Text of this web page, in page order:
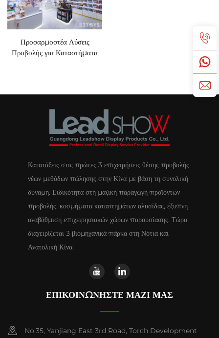
Προσαρμοστέα Λύσεις
Προβολής για Καταστήματα
Κατατάξεις στις πρώτες 3 επιχειρήσεις θέσης προβολής
νέων μεθόδων πώλησης στην Κίνα με βάση τη συνολική
δύναμη. Ειδικότητα στη μαζική παραγωγή προϊόντων
προβολής, κοσμήματα καταστημάτων αλυσίδας, έξυπνη
αναβάθμιση επιχειρησιακών χώρων παρουσίασης. Τώρα
διαχειρίζεται 3 βιομηχανικά πάρκα στη Νότια και
Ανατολική Κίνα.
ΕΠΙΚΟΙΝΩΝΉΣΤΕ ΜΑΖΊ ΜΑΣ
No.35, Yanjiang East 3rd Road, Torch Development